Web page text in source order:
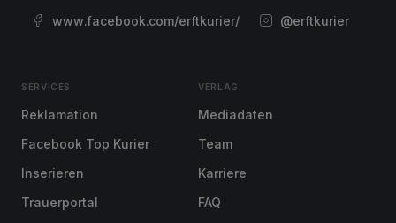
www.facebook.com/erftkurier/ @erftkurier
SERVICES
Reklamation
Facebook Top Kurier
Inserieren
Trauerportal
VERLAG
Mediadaten
Team
Karriere
FAQ